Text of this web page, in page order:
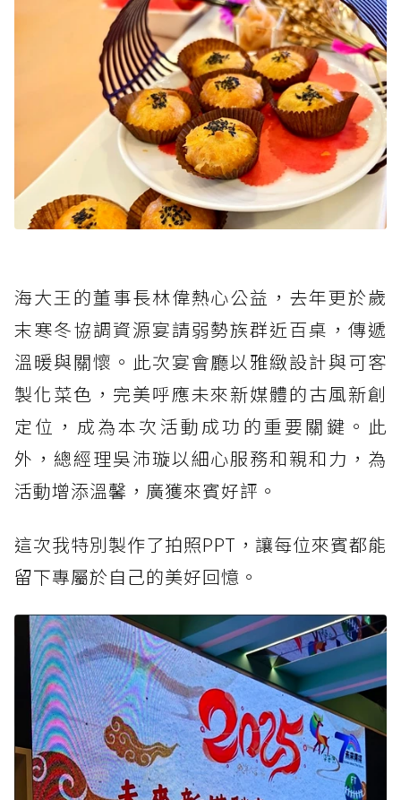
海大王的董事長林偉熱心公益，去年更於歲
末寒冬協調資源宴請弱勢族群近百桌，傳遞
溫暖與關懷。此次宴會廳以雅緻設計與可客
製化菜色，完美呼應未來新媒體的古風新創
定位，成為本次活動成功的重要關鍵。此
外，總經理吳沛璇以細心服務和親和力，為
活動增添溫馨，廣獲來賓好評。
這次我特別製作了拍照PPT，讓每位來賓都能
留下專屬於自己的美好回憶。